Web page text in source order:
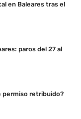
en Baleares tras el
paros del 27 al
permiso retribuido?